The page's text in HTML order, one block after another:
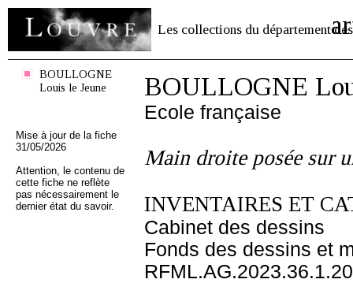
Les collections du département des
BOULLOGNE
Louis le Jeune
Mise à jour de la fiche
31/05/2026
Attention, le contenu de
cette fiche ne reflète
pas nécessairement le
dernier état du savoir.
BOULLOGNE
Ecole française
Main droite posée sur
INVENTAIRES ET
Cabinet des dessins
Fonds des dessins et